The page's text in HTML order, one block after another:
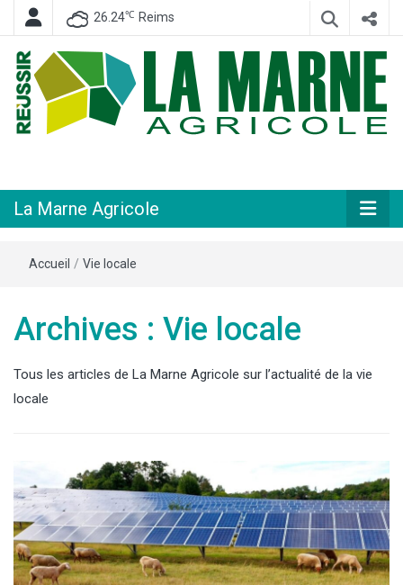
26.24℃ Reims
Agricole
La Marne Agricole
Accueil / Vie locale
Archives : Vie locale
Tous les articles de La Marne Agricole sur l’actualité de la vie
locale